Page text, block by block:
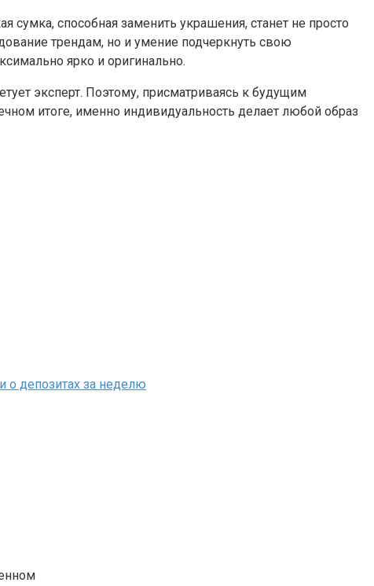
способная заменить украшения, станет не просто
трендам, но и умение подчеркнуть свою
ярко и оригинально.
эксперт. Поэтому, присматриваясь к будущим
итоге, именно индивидуальность делает любой образ
о депозитах за неделю